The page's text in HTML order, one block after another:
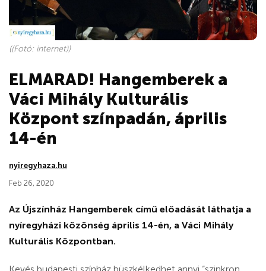
((Fotó: internet))
ELMARAD! Hangemberek a
Váci Mihály Kulturális
Központ színpadán, április
14-én
nyiregyhaza.hu
Feb 26, 2020
Az Újszínház Hangemberek című előadását láthatja a
nyíregyházi közönség április 14-én, a Váci Mihály
Kulturális Központban.